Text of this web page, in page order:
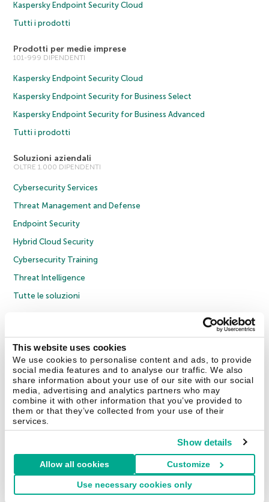
This website uses cookies
We use cookies to personalise content and ads, to provide
social media features and to analyse our traffic. We also
share information about your use of our site with our social
media, advertising and analytics partners who may
combine it with other information that you’ve provided to
them or that they’ve collected from your use of their
services.
Show details
Allow all cookies Customize
Use necessary cookies only
Kaspersky Endpoint Security Cloud
Tutti i prodotti
Prodotti per medie imprese
101-999 DIPENDENTI
Kaspersky Endpoint Security Cloud
Kaspersky Endpoint Security for Business Select
Kaspersky Endpoint Security for Business Advanced
Tutti i prodotti
Soluzioni aziendali
OLTRE 1.000 DIPENDENTI
Cybersecurity Services
Threat Management and Defense
Endpoint Security
Hybrid Cloud Security
Cybersecurity Training
Threat Intelligence
Tutte le soluzioni
Informativa sulla privacy
Policy anticorruzione
Contratto di licenza B2C
Cookies
Contatti Chi siamo Partner Blog Centro risorse Comunicati stampa
Securelist Eugene Personal Blog Encyclopedia
Italia & Svizzera